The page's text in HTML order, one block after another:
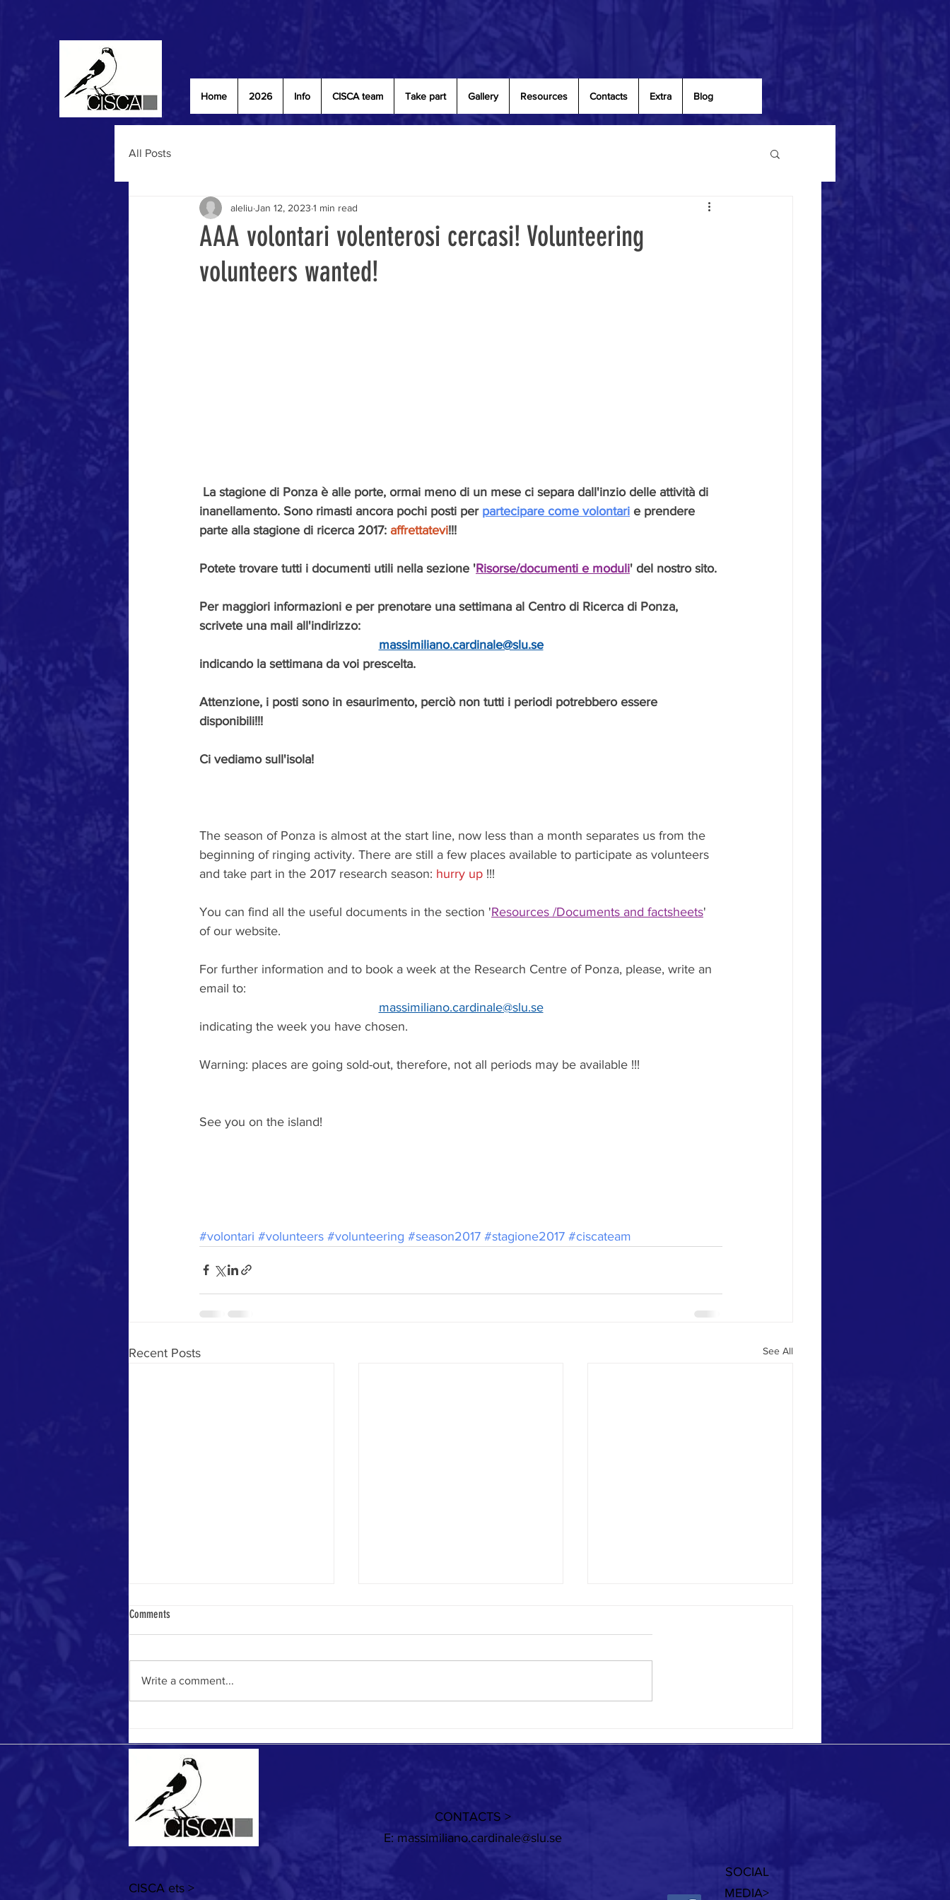
Home 2026 Info CISCA team Take part Gallery Resources Contacts Extra Blog
All Posts
AAA volontari volenterosi cercasi! Volunteering
volunteers wanted!
aleliu Jan 12, 2023 1 min read
La stagione di Ponza è alle porte, ormai meno di un mese ci separa dall'inzio delle attività di
inanellamento. Sono rimasti ancora pochi posti per partecipare come volontari e prendere
parte alla stagione di ricerca 2017: affrettatevi!!!
Potete trovare tutti i documenti utili nella sezione 'Risorse/documenti e moduli' del nostro sito.
Per maggiori informazioni e per prenotare una settimana al Centro di Ricerca di Ponza,
scrivete una mail all'indirizzo:
massimiliano.cardinale@slu.se
indicando la settimana da voi prescelta.
Attenzione, i posti sono in esaurimento, perciò non tutti i periodi potrebbero essere
disponibili!!!
Ci vediamo sull'isola!
The season of Ponza is almost at the start line, now less than a month separates us from the
beginning of ringing activity. There are still a few places available to participate as volunteers
and take part in the 2017 research season: hurry up !!!
You can find all the useful documents in the section 'Resources /Documents and factsheets'
of our website.
For further information and to book a week at the Research Centre of Ponza, please, write an
email to:
massimiliano.cardinale@slu.se
indicating the week you have chosen.
Warning: places are going sold-out, therefore, not all periods may be available !!!
See you on the island!
#volontari #volunteers #volunteering #season2017 #stagione2017 #ciscateam
Recent Posts See All
Record season
Comments
Write a comment...
CISCA ets >
CONTACTS >
E: massimiliano.cardinale@slu.se
SOCIAL
MEDIA>